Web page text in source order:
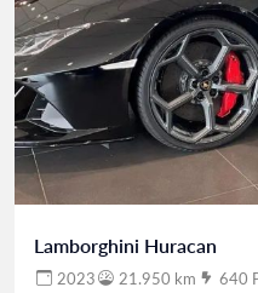
Lamborghini Huracan
2023 21.950 km 640